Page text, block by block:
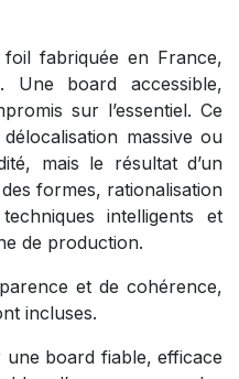
fabriquée en France,
Une board accessible,
sur l’essentiel. Ce
massive ou
mais le résultat d’un
formes, rationalisation
intelligents et
de production.
et de cohérence,
incluses.
une board fiable, efficace